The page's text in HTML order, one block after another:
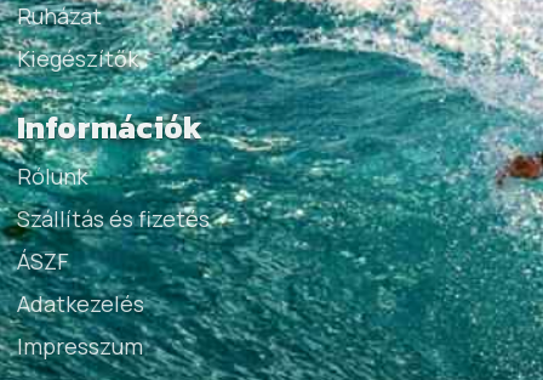
Ruházat
Kiegészítők
Információk
Rólunk
Szállítás és fizetés
ÁSZF
Adatkezelés
Impresszum